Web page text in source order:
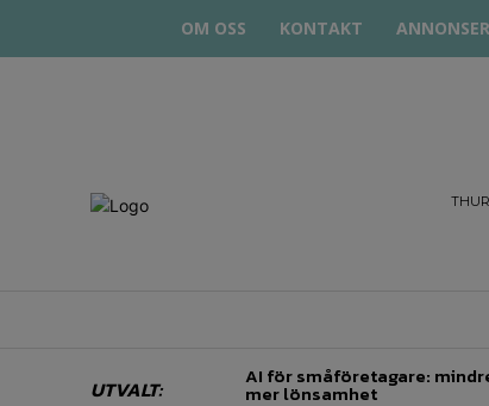
OM OSS KONTAKT
UTVALT: AI för småföretagare:
mer lönsamhet